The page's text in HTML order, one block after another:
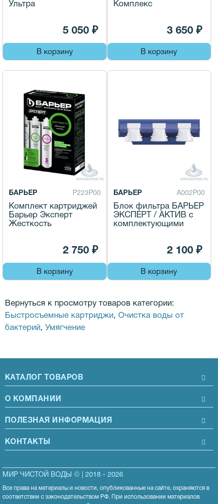
Ультра
5 050 ₽
В корзину
Комплекс
3 650 ₽
В корзину
БАРЬЕР Р223Р00
Комплект картриджей
Барьер Эксперт
Жесткость
2 750 ₽
В корзину
БАРЬЕР А002Р00
Блок фильтра БАРЬЕР
ЭКСПЕРТ / АКТИВ с
комплектующими
2 100 ₽
В корзину
Вернуться к просмотру товаров категории:
Быстросъемные картриджи, Очистка воды от
бактерий, Умягчение
КАТАЛОГ ТОВАРОВ
О КОМПАНИИ
ПОЛЕЗНАЯ ИНФОРМАЦИЯ
КОНТАКТЫ
МИР ЧИСТОЙ ВОДЫ © | 2018 - 2026
Все права на материалы и новости, опубликованные на сайте, охраняются в
соответствии с законодательством РФ. При использовании материалов